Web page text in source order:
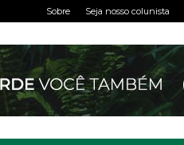
Sobre Seja nosso colunista